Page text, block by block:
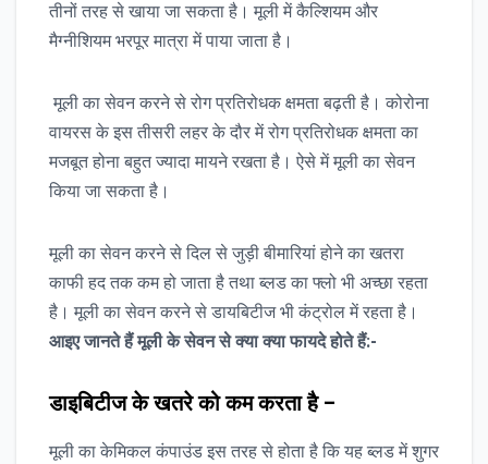
तीनों तरह से खाया जा सकता है। मूली में कैल्शियम और
मैग्नीशियम भरपूर मात्रा में पाया जाता है।
मूली का सेवन करने से रोग प्रतिरोधक क्षमता बढ़ती है। कोरोना
वायरस के इस तीसरी लहर के दौर में रोग प्रतिरोधक क्षमता का
मजबूत होना बहुत ज्यादा मायने रखता है। ऐसे में मूली का सेवन
किया जा सकता है।
मूली का सेवन करने से दिल से जुड़ी बीमारियां होने का खतरा
काफी हद तक कम हो जाता है तथा ब्लड का फ्लो भी अच्छा रहता
है। मूली का सेवन करने से डायबिटीज भी कंट्रोल में रहता है।
आइए जानते हैं मूली के सेवन से क्या क्या फायदे होते हैं:-
डाइबिटीज के खतरे को कम करता है –
मूली का केमिकल कंपाउंड इस तरह से होता है कि यह ब्लड में शुगर